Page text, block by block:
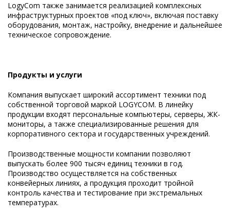
LogyCom также занимается реализацией комплексных
инфраструктурных проектов «под ключ», включая поставку
оборудования, монтаж, настройку, внедрение и дальнейшее
техническое сопровождение.
Продукты и услуги
Компания выпускает широкий ассортимент техники под
собственной торговой маркой LOGYCOM. В линейку
продукции входят персональные компьютеры, серверы, ЖК-
мониторы, а также специализированные решения для
корпоративного сектора и государственных учреждений.
Производственные мощности компании позволяют
выпускать более 900 тысяч единиц техники в год.
Производство осуществляется на собственных
конвейерных линиях, а продукция проходит тройной
контроль качества и тестирование при экстремальных
температурах.